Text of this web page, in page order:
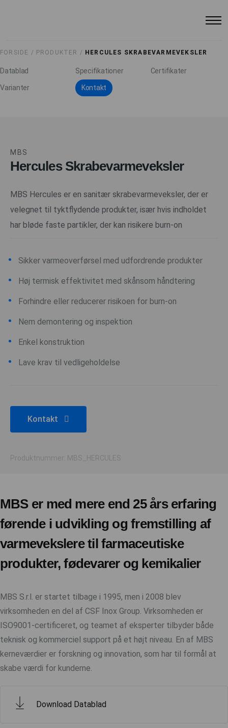
FORSIDE / PRODUKTER / HERCULES SKRABEVARMEVEKSLER
Datablad Specifikationer Certifikater
Varianter Kontakt
MBS
Hercules Skrabevarmeveksler
MBS Hercules er en sanitær skrabevarmeveksler, der er
velegnet til tyktflydende produkter, især hvis indholdet
har bløde faste partikler, der kan risikere burn-on
Sikker varmeoverførsel med udfordrende produkter
Høj termisk effektivitet med skånsom håndtering
Forhindre eller reducerer risikoen for burn-on
Nem demontering og inspektion
Enkel konstruktion
Lave krav til vedligeholdelse
Kontakt
Produktnummer: MBS_HERCULES
MBS er med mere end 25 års erfaring
førende i udvikling og fremstilling af
varmevekslere til farmaceutiske
produkter, fødevarer og kemikalier
MBS S.r.l. er startet tilbage i 1995, men i 2008 blev
virksomheden en del af CSF Inox Group. Virksomheden er
ISO9001-certificeret, og teamet af eksperter tilbyder både
teknisk og kommerciel support på et højt niveau. En af MBS
kerneværdier er forskning og innovation, som har til formål at
skabe værdi for kunderne.
Download Datablad